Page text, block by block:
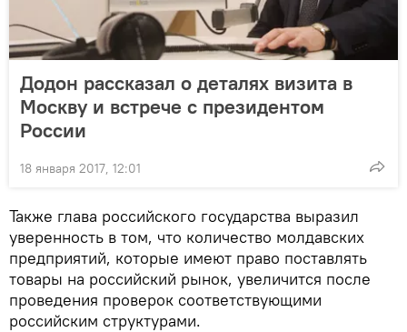
Додон рассказал о деталях визита в
Москву и встрече с президентом
России
18 января 2017, 12:01
Также глава российского государства выразил
уверенность в том, что количество молдавских
предприятий, которые имеют право поставлять
товары на российский рынок, увеличится после
проведения проверок соответствующими
российским структурами.